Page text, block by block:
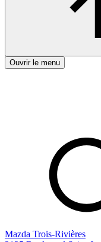
Ouvrir le menu
Mazda Trois-Rivières